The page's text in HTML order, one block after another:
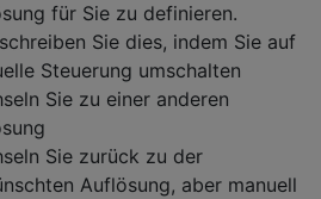
für Sie zu definieren.
Sie dies, indem Sie auf
Steuerung umschalten
Sie zu einer anderen
Sie zurück zu der
Auflösung, aber manuell